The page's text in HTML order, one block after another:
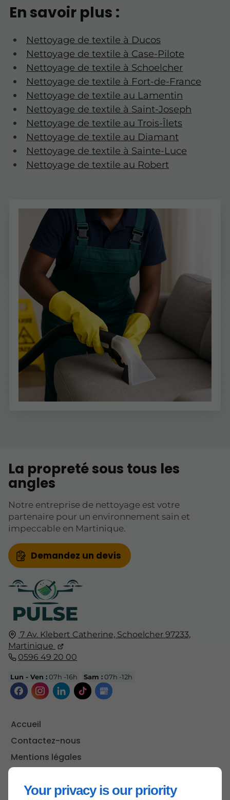
Your privacy is our priority
En savoir plus :
Nettoyage de textile à Ducos
Nettoyage de textile à Case-Pilote
Nettoyage de textile à Schoelcher
Nettoyage de textile à Fort-de-France
Nettoyage de textile au Lamentin
Nettoyage de textile à Saint-Joseph
Nettoyage de textile au Trois-Îlets
Nettoyage de textile au Diamant
Nettoyage de textile à Sainte-Luce
Nettoyage de textile au Robert
7 Av. Klebert Catherine, Schoelcher 97233,
Martinique
0596 49 20 00
Lun - Ven :07h -16h Sam :07h -12h
Accueil
Contactez-nous
Mentions légales
La propreté sous tous les
angles
Notre entreprise de nettoyage est votre
partenaire pour un environnement sain et
impeccable en Martinique.
Demandez un devis